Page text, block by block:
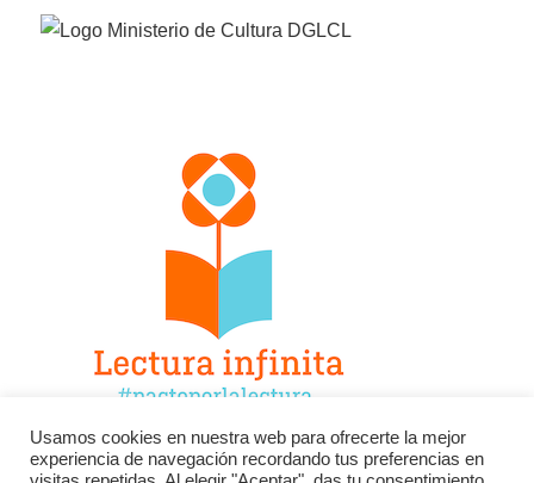
Facebook Twitter Instagram
Usamos cookies en nuestra web para ofrecerte la mejor
experiencia de navegación recordando tus preferencias en